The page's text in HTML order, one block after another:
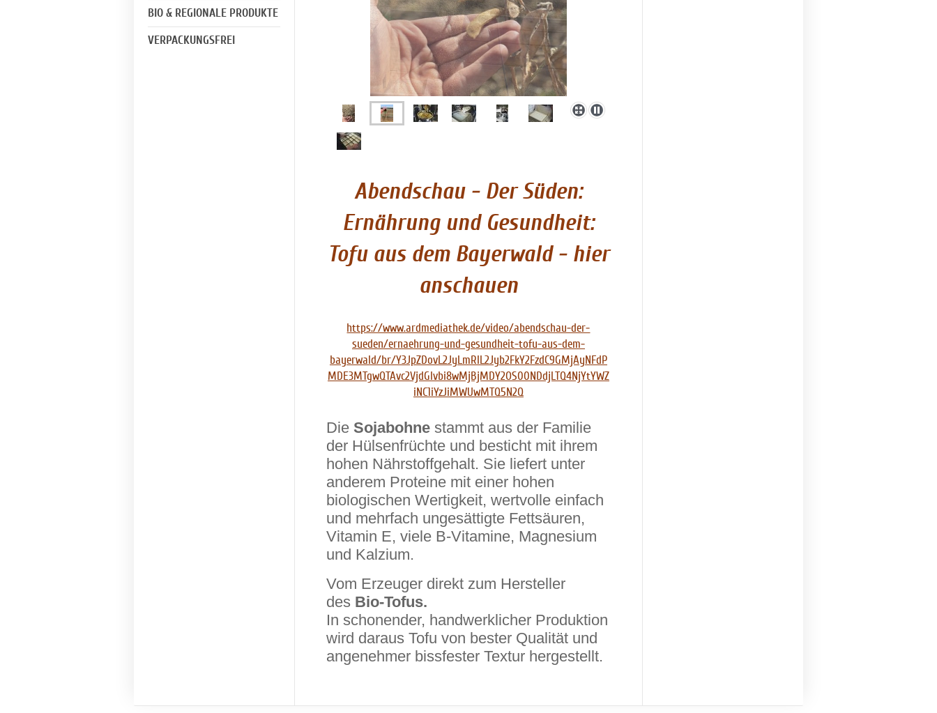
BIO & REGIONALE PRODUKTE
VERPACKUNGSFREI
Abendschau - Der Süden:
Ernährung und Gesundheit:
Tofu aus dem Bayerwald - hier
anschauen
https://www.ardmediathek.de/video/abendschau-der-
sueden/ernaehrung-und-gesundheit-tofu-aus-dem-
bayerwald/br/Y3JpZDovL2JyLmRlL2Jyb2FkY2FzdC9GMjAyNFdP
MDE3MTgwQTAvc2VjdGlvbi8wMjBjMDY2OS00NDdjLTQ4NjYtYWZ
iNC1iYzJiMWUwMTQ5N2Q
Die Sojabohne stammt aus der Familie
der Hülsenfrüchte und besticht mit ihrem
hohen Nährstoffgehalt. Sie liefert unter
anderem Proteine mit einer hohen
biologischen Wertigkeit, wertvolle einfach
und mehrfach ungesättigte Fettsäuren,
Vitamin E, viele B-Vitamine, Magnesium
und Kalzium.
Vom Erzeuger direkt zum Hersteller
des Bio-Tofus.
In schonender, handwerklicher Produktion
wird daraus Tofu von bester Qualität und
angenehmer bissfester Textur hergestellt.